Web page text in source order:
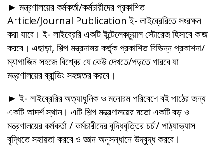
মন্ত্রণালয়ের কর্মকর্তা/কর্মচারীদের প্রকাশিত
Article/Journal Publication ই- লাইব্রেরিতে সংরক্ষন
করা যাবে। ই- লাইব্রেরি একটি ইন্টেলেকচুয়াল স্টোরেজ হিসাবে কাজ
করবে। এছাড়া, শিল্প মন্ত্রনালয় কর্তৃক প্রকাশিত বিভিন্ন প্রকাশনা/
ম্যাগাজিন সহজে বিশ্বের যে কেউ দেখতে/পড়তে পারবে যা
মন্ত্রণালয়ের ব্রান্ডিং সহজতর করবে।
ই- লাইব্রেরির অত্যাধুনিক ও মনোরম পরিবেশে বই পাঠের জন্য
একটি আদর্শ স্থান। এটি শিল্প মন্ত্রণালয়ের মতো একটি বড় ও
মন্ত্রণালয়ের কর্মকর্তা / কর্মচারীদের বুদ্ধিবৃত্তির চর্চা/ পাঠ্যাভ্যাস
বৃদ্ধিতে সহায়তা করবে ও জ্ঞান অনুসন্ধানে উদ্বুদ্ধ করবে।